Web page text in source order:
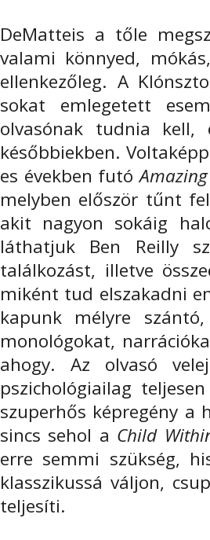
DeMatteis a tőle
valami könnyed,
ellenkezőleg. A
sokat emlegetett
olvasónak tudnia
későbbiekben.
es években futó
melyben először tűnt
akit nagyon sokáig
láthatjuk Ben Reilly
találkozást, illetve
miként tud elszakadni
kapunk mélyre
monológokat,
ahogy. Az olvasó
pszichológiailag
szuperhős képregény a
sincs sehol a Child
erre semmi szükség,
klasszikussá váljon,
teljesíti.